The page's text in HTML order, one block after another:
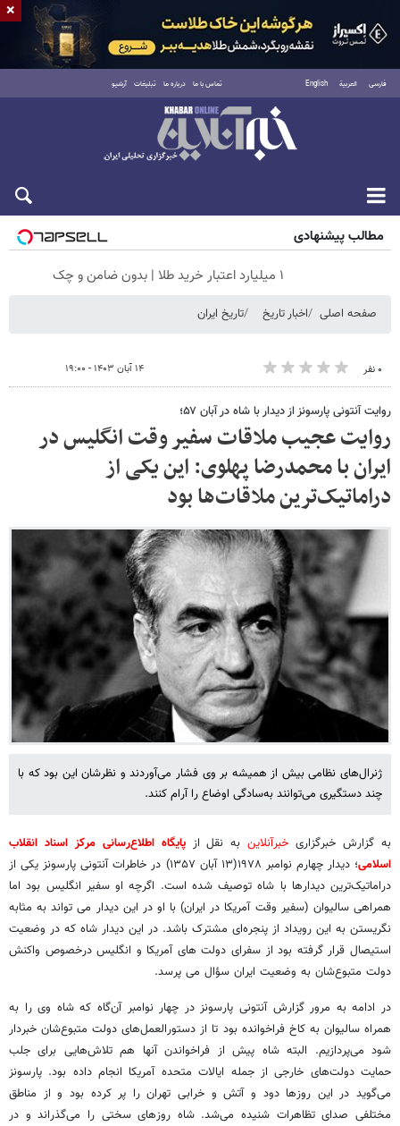
فارسی العربية English تماس با ما درباره ما تبلیغات آرشیو
جمعه ۱۶ مرداد ۱۴۰۵
مطالب پیشنهادی
۱ میلیارد اعتبار خرید طلا | بدون ضامن و چک
صفحه اصلی اخبار تاریخ تاریخ ایران
۰ نفر ۱۴ آبان ۱۴۰۳ - ۱۹:۰۰
روایت آنتونی پارسونز از دیدار با شاه در آبان ۵۷؛
روایت عجیب ملاقات سفیر وقت انگلیس در
ایران با محمدرضا پهلوی: این یکی از
دراماتیک‌ترین ملاقات‌ها بود
ژنرال‌های نظامی بیش از همیشه بر وی فشار می‌آوردند و نظرشان این بود که با
چند دستگیری می‌توانند به‌سادگی اوضاع را آرام کنند.
به گزارش خبرگزاری خبرآنلاینبه نقل ازپایگاه اطلاع‌رسانی مرکز اسناد انقلاب
اسلامی
؛ دیدار چهارم نوامبر ۱۹۷۸(۱۳ آبان ۱۳۵۷) در خاطرات آنتونی پارسونز یکی از
دراماتیک‌ترین دیدارها با شاه توصیف شده است. اگرچه او سفیر انگلیس بود اما
همراهی سالیوان (سفیر وقت آمریکا در ایران) با او در این دیدار می ‌تواند به مثابه
نگریستن به این رویداد از پنجره‌ای مشترک باشد. در این دیدار شاه که در وضعیت
استیصال قرار گرفته بود از سفرای دولت های آمریکا و انگلیس درخصوص واکنش
دولت متبوع‌شان به وضعیت ایران سؤال می پرسد.
در ادامه به مرور گزارش آنتونی پارسونز در چهار نوامبر آن‌گاه که شاه وی را به
همراه سالیوان به کاخ فراخوانده بود تا از دستورالعمل‌های دولت متبوع‌شان خبردار
شود می‌پردازیم. البته شاه پیش از فراخواندن آنها هم تلاش‌هایی برای جلب
حمایت دولت‌های خارجی از جمله ایالات متحده آمریکا انجام داده بود. پارسونز
می‌گوید در این روزها دود و آتش و خرابی تهران را پر کرده بود و از مناطق
مختلفی صدای تظاهرات شنیده می‌شد. شاه روزهای سختی را می‌گذراند و در
×